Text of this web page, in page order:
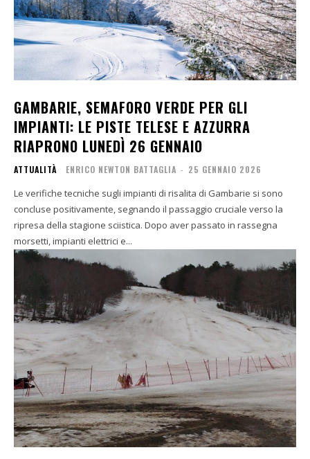
GAMBARIE, SEMAFORO VERDE PER GLI
IMPIANTI: LE PISTE TELESE E AZZURRA
RIAPRONO LUNEDÌ 26 GENNAIO
ATTUALITÀ ENRICO NEWTON BATTAGLIA - 25 GENNAIO 2026
Le verifiche tecniche sugli impianti di risalita di Gambarie si sono
concluse positivamente, segnando il passaggio cruciale verso la
ripresa della stagione sciistica. Dopo aver passato in rassegna
morsetti, impianti elettrici e...